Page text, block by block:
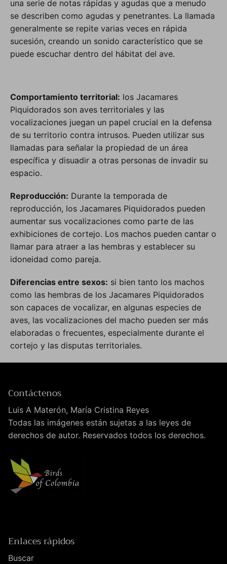
una serie de notas rápidas y agudas que a menudo
se describen como agudas y penetrantes. La llamada
generalmente se repite varias veces en rápida
sucesión, creando un sonido característico que se
puede escuchar dentro del hábitat del ave.
Comportamiento territorial: los Jacamares
Piquidorados son aves territoriales y las
vocalizaciones juegan un papel crucial en la defensa
de su territorio contra intrusos. Pueden utilizar sus
llamadas para señalar la propiedad de un área
específica y disuadir a otras personas de invadir su
espacio.
Reproducción: Durante la temporada de
reproducción, los Jacamares Piquidorados pueden
aumentar sus vocalizaciones como parte de las
exhibiciones de cortejo. Los machos pueden cantar o
llamar para atraer a las hembras y establecer su
idoneidad como pareja.
Diferencias entre sexos: si bien tanto los machos
como las hembras de los Jacamares Piquidorados
son capaces de vocalizar, en algunas especies de
aves, las vocalizaciones del macho pueden ser más
elaboradas o frecuentes, especialmente durante el
cortejo y las disputas territoriales.
Contáctenos
Luis A Materón, María Cristina Reyes
Todas las imágenes están sujetas a las leyes de
derechos de autor. Reservados todos los derechos.
Enlaces rápidos
Buscar